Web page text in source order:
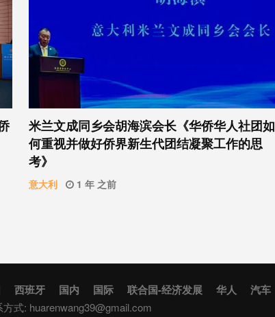
米兰文成同乡会胡海滨会长《华侨华人社团如
何重视并做好侨界新生代团结凝聚工作的思
考》
意大利 1 年 之前
西班牙 国内 国际 联合国-经济发展 华人 汽车
方式: huarenwang39@gmail.com